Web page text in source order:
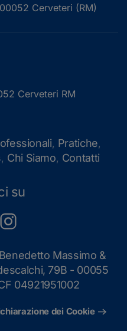
Cerveteri (RM)
Cerveteri RM
, Pratiche,
, Chi Siamo, Contatti
su
Massimo &
79B - 00055
04921951002
dei Cookie